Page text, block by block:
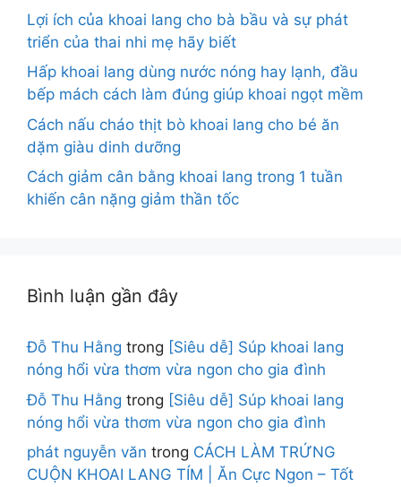
Lợi ích của khoai lang cho bà bầu và sự phát
triển của thai nhi mẹ hãy biết
Hấp khoai lang dùng nước nóng hay lạnh, đầu
bếp mách cách làm đúng giúp khoai ngọt mềm
Cách nấu cháo thịt bò khoai lang cho bé ăn
dặm giàu dinh dưỡng
Cách giảm cân bằng khoai lang trong 1 tuần
khiến cân nặng giảm thần tốc
Bình luận gần đây
Đỗ Thu Hằng trong [Siêu dễ] Súp khoai lang
nóng hổi vừa thơm vừa ngon cho gia đình
Đỗ Thu Hằng trong [Siêu dễ] Súp khoai lang
nóng hổi vừa thơm vừa ngon cho gia đình
phát nguyễn văn trong CÁCH LÀM TRỨNG
CUỘN KHOAI LANG TÍM | Ăn Cực Ngon – Tốt